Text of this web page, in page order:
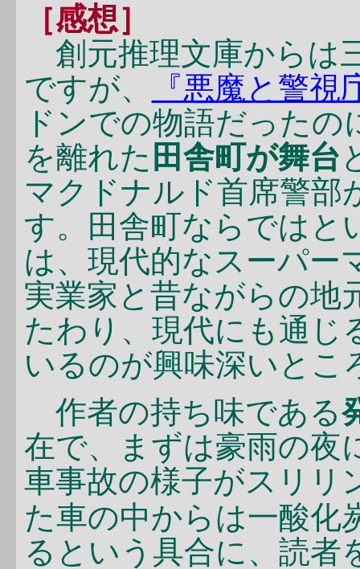
［感想］
創元推理文庫からは
ですが、
『悪魔と警視
ドンでの物語だった
を離れた 田舎町が舞台
マクドナルド首席警部
す。田舎町ならではと
は、現代的なスーパー
実業家と昔ながらの地
たわり、現代にも通じ
いるのが興味深いとこ
作者の持ち味である
在で、まずは豪雨の夜
車事故の様子がスリリ
た車の中からは一酸化
るという具合に、読者